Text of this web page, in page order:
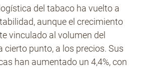
del tabaco ha vuelto a
aunque el crecimiento
vinculado al volumen del
cierto punto, a los precios. Sus
han aumentado un 4,4%, con